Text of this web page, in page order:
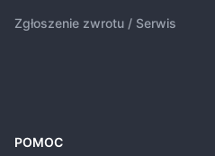
Zgłoszenie zwrotu / Serwis
POMOC